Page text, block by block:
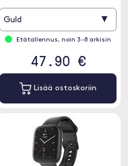
Guld ▾
Etätallennus, noin 3-8 arkisin
47.90 €
Lisää ostoskoriin